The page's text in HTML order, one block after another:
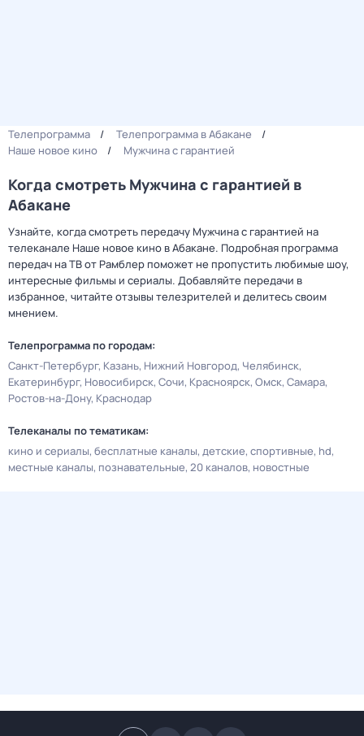
Телепрограмма
Телепрограмма в Абакане
Наше новое кино
Мужчина с гарантией
Когда смотреть Мужчина с гарантией в
Абакане
Узнайте, когда смотреть передачу Мужчина с гарантией на
телеканале Наше новое кино в Абакане. Подробная программа
передач на ТВ от Рамблер поможет не пропустить любимые шоу,
интересные фильмы и сериалы. Добавляйте передачи в
избранное, читайте отзывы телезрителей и делитесь своим
мнением.
Телепрограмма по городам:
Санкт-Петербург Казань Нижний Новгород Челябинск
Екатеринбург Новосибирск Сочи Красноярск Омск Самара
Ростов-на-Дону Краснодар
Телеканалы по тематикам:
кино и сериалы бесплатные каналы детские спортивные hd
местные каналы познавательные 20 каналов новостные